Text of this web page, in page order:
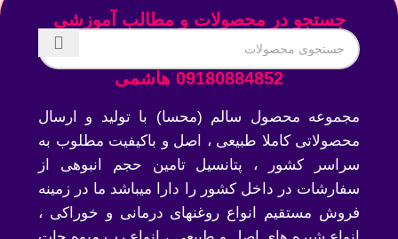
جستجو در محصولات و مطالب آموزشی
09180884852 هاشمی
مجموعه محصول سالم (محسا) با تولید و ارسال
محصولاتی کاملا طبیعی ، اصل و باکیفیت مطلوب به
سراسر کشور ، پتانسیل تامین حجم انبوهی از
سفارشات در داخل کشور را دارا میباشد ما در زمینه
فروش مستقیم انواع روغنهای درمانی و خوراکی ،